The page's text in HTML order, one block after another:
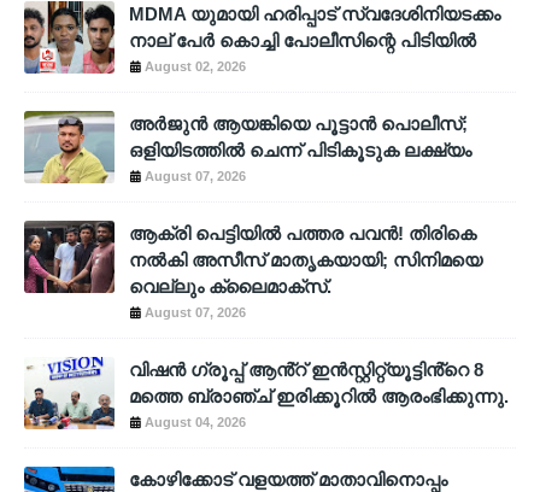
MDMA യുമായി ഹരിപ്പാട് സ്വദേശിനിയടക്കം
നാല് പേർ കൊച്ചി പോലീസിന്റെ പിടിയിൽ
August 02, 2026
അര്‍ജുന്‍ ആയങ്കിയെ പൂട്ടാന്‍ പൊലീസ്;
ഒളിയിടത്തില്‍ ചെന്ന് പിടികൂടുക ലക്ഷ്യം
August 07, 2026
ആക്രി പെട്ടിയിൽ പത്തര പവൻ! തിരികെ
നൽകി അസീസ് മാതൃകയായി; സിനിമയെ
വെല്ലും ക്ലൈമാക്സ്.
August 07, 2026
വിഷൻ ഗ്രൂപ്പ് ആൻ്റ് ഇൻസ്റ്റിറ്റ്യൂട്ടിൻ്റെ 8
മത്തെ ബ്രാഞ്ച് ഇരിക്കൂറിൽ ആരംഭിക്കുന്നു.
August 04, 2026
കോഴിക്കോട് വളയത്ത് മാതാവിനൊപ്പം